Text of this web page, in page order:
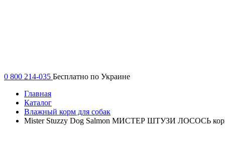
0 800 214-035 Бесплатно по Украине
Главная
Каталог
Влажный корм для собак
Mister Stuzzy Dog Salmon МИСТЕР ШТУЗИ ЛОСОСЬ корм